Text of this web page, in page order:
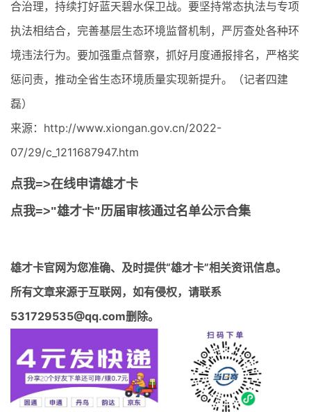
合治理，持续打好蓝天碧水保卫战。要坚持常态执法与专项
执法相结合，完善基层生态环境监督机制，严厉查处各种环
境违法行为。要加强重点督察，抓好月度通报排名，严格奖
惩问责，推动全省生态环境质量实现新提升。（记者四建
磊）
来源：http://www.xiongan.gov.cn/2022-
07/29/c_1211687947.htm
点我=>在线申请雄才卡
点我=>"雄才卡"历届审核通过名单公示合集
雄才卡官网为您准确、及时提供“雄才卡”相关资讯信息。
所有文章来源于互联网，如有侵权，请联系
531729535@qq.com删除。